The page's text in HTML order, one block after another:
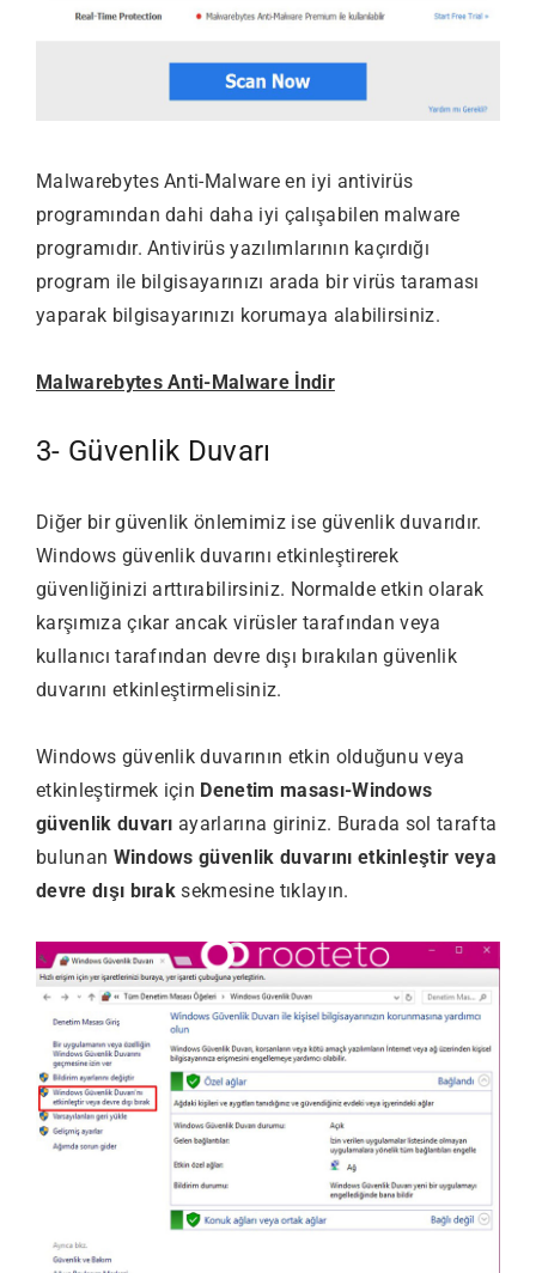
Malwarebytes Anti-Malware en iyi antivirüs
programından dahi daha iyi çalışabilen malware
programıdır. Antivirüs yazılımlarının kaçırdığı
program ile bilgisayarınızı arada bir virüs taraması
yaparak bilgisayarınızı korumaya alabilirsiniz.
Malwarebytes Anti-Malware İndir
3- Güvenlik Duvarı
Diğer bir güvenlik önlemimiz ise güvenlik duvarıdır.
Windows güvenlik duvarını etkinleştirerek
güvenliğinizi arttırabilirsiniz. Normalde etkin olarak
karşımıza çıkar ancak virüsler tarafından veya
kullanıcı tarafından devre dışı bırakılan güvenlik
duvarını etkinleştirmelisiniz.
Windows güvenlik duvarının etkin olduğunu veya
etkinleştirmek için Denetim masası-Windows
güvenlik duvarı ayarlarına giriniz. Burada sol tarafta
bulunan Windows güvenlik duvarını etkinleştir veya
devre dışı bırak sekmesine tıklayın.